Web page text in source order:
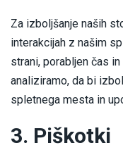
Za izboljšanje naših
interakcijah z našim
strani, porabljen čas
analiziramo, da bi
spletnega mesta in
3. Piškotki